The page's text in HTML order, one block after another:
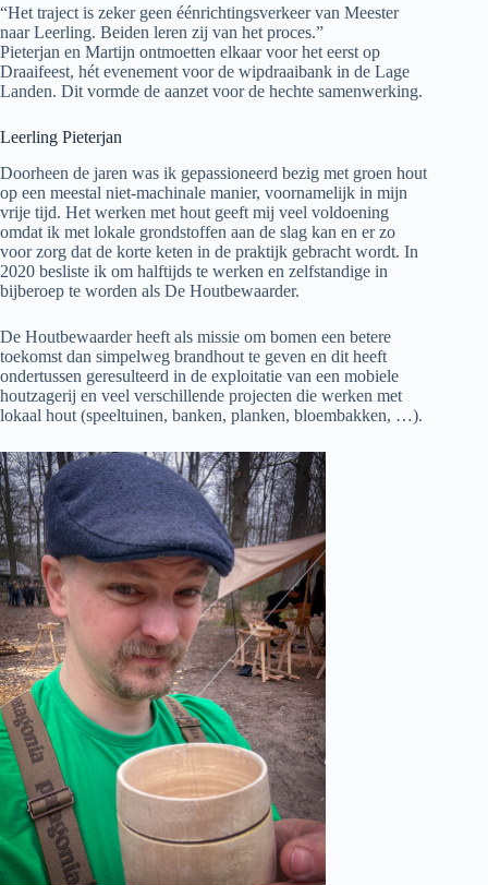
“Het traject is zeker geen éénrichtingsverkeer van Meester
naar Leerling. Beiden leren zij van het proces.”
Pieterjan en Martijn ontmoetten elkaar voor het eerst op
Draaifeest, hét evenement voor de wipdraaibank in de Lage
Landen. Dit vormde de aanzet voor de hechte samenwerking.
Leerling Pieterjan
Doorheen de jaren was ik gepassioneerd bezig met groen hout
op een meestal niet-machinale manier, voornamelijk in mijn
vrije tijd. Het werken met hout geeft mij veel voldoening
omdat ik met lokale grondstoffen aan de slag kan en er zo
voor zorg dat de korte keten in de praktijk gebracht wordt. In
2020 besliste ik om halftijds te werken en zelfstandige in
bijberoep te worden als De Houtbewaarder.
De Houtbewaarder heeft als missie om bomen een betere
toekomst dan simpelweg brandhout te geven en dit heeft
ondertussen geresulteerd in de exploitatie van een mobiele
houtzagerij en veel verschillende projecten die werken met
lokaal hout (speeltuinen, banken, planken, bloembakken, …).